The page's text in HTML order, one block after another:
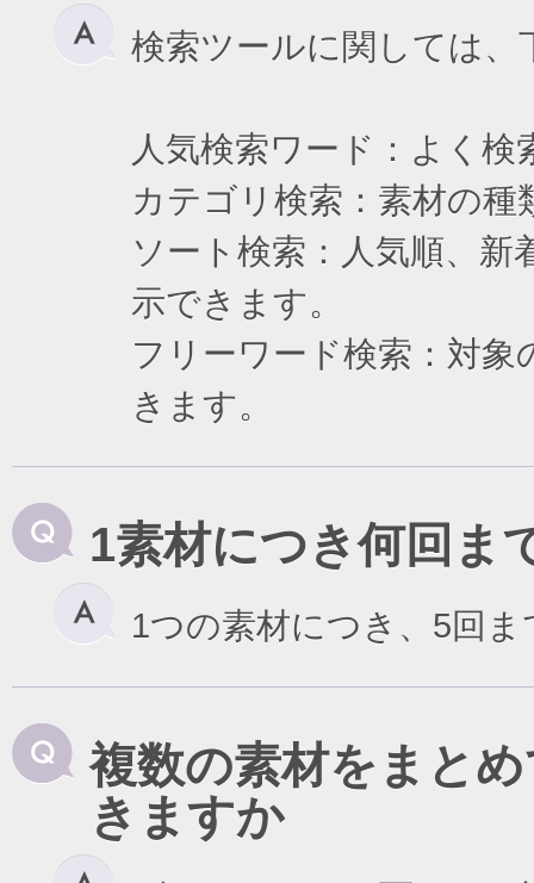
検索ツールに関しては
人気検索ワード：よく
カテゴリ検索：素材の
ソート検索：人気順、
示できます。
フリーワード検索：対
きます。
1素材につき何回ま
1つの素材につき、5回
複数の素材をまと
きますか